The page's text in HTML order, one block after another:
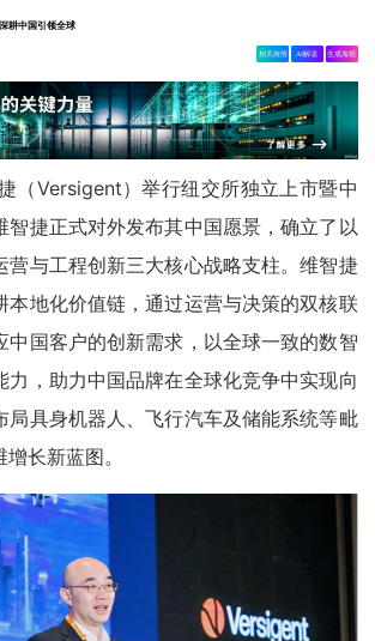
耕中国引领全球
相关舆情 AI解读 生成海报
（Versigent）举行纽交所独立上市暨中
智捷正式对外发布其中国愿景，确立了以
营与工程创新三大核心战略支柱。维智捷
本地化价值链，通过运营与决策的双核联
中国客户的创新需求，以全球一致的数智
力，助力中国品牌在全球化竞争中实现向
局具身机器人、飞行汽车及储能系统等毗
长新蓝图。